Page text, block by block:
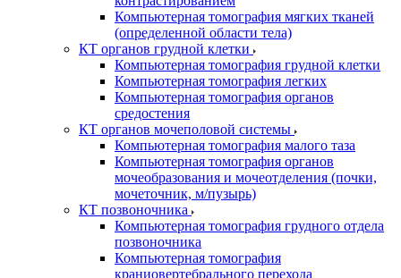
Компьютерная томография мягких тканей
(определенной области тела)
КТ органов грудной клетки
Компьютерная томография грудной клетки
Компьютерная томография легких
Компьютерная томография органов
средостения
КТ органов мочеполовой системы
Компьютерная томография малого таза
Компьютерная томография органов
мочеобразования и мочеотделения (почки,
мочеточник, м/пузырь)
КТ позвоночника
Компьютерная томография грудного отдела
позвоночника
Компьютерная томография
краниовертебрального перехода